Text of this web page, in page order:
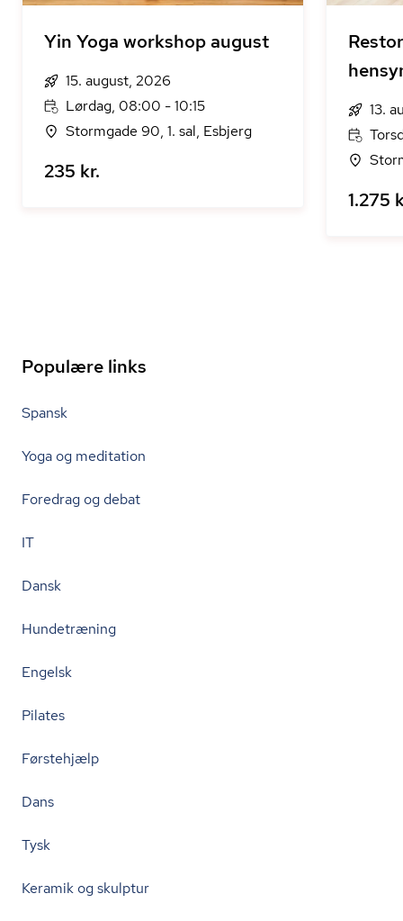
Yin Yoga workshop august
15. august, 2026
Lørdag, 08:00 - 10:15
Stormgade 90, 1. sal, Esbjerg
235 kr.
13.
1.275
Populære links
Spansk
Yoga og meditation
Foredrag og debat
IT
Dansk
Hundetræning
Engelsk
Pilates
Førstehjælp
Dans
Tysk
Keramik og skulptur